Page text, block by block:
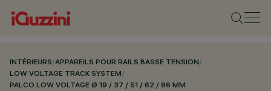
INTÉRIEURS/APPAREILS POUR RAILS BASSE TENSION/
LOW VOLTAGE TRACK SYSTEM/
PALCO LOW VOLTAGE Ø 19 / 37 / 51 / 62 / 86 MM